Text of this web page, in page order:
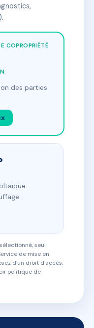
COPROPRIÉTÉ
des parties
seul
de mise en
d'un droit d'accès,
politique de